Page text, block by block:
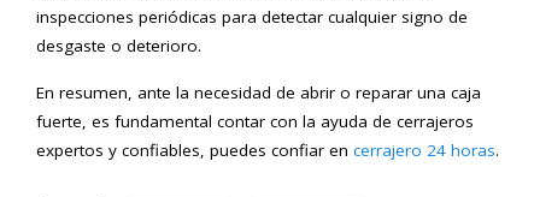
inspecciones periódicas para detectar cualquier signo de
desgaste o deterioro.
En resumen, ante la necesidad de abrir o reparar una caja
fuerte, es fundamental contar con la ayuda de cerrajeros
expertos y confiables, puedes confiar en cerrajero 24 horas.